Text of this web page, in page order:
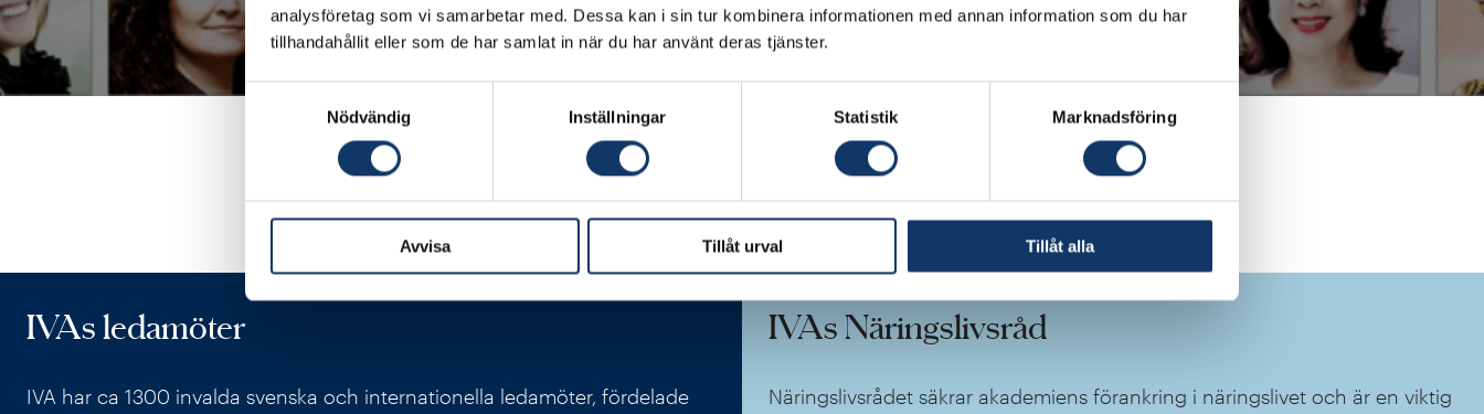
analysföretag som vi samarbetar med. Dessa kan i sin tur kombinera informationen med annan information som du har
tillhandahållit eller som de har samlat in när du har använt deras tjänster.
Samtyckesval
Nödvändig
Inställningar Statistik Marknadsföring
Avvisa Tillåt urval Tillåt alla
I kategorinTitansåterfinnsMartin Lundstedt, vd för Volvo Group och ledamot av IVA sedan 2013,
för sitt arbete med att göra Volvo till en världsledande aktör i utvecklingen av elektriska lastbilar. I
samma kategori uppmärksammasPascal Soriot, vd för Astra Zeneca och ledamot av IVA sedan
2017,för sitt globala arbete med att minska klimatavtrycket från företag inom läkemedels- och
vårdsektorn.
Med på listanTime 100 Climatefinns även Northvolts vdPeter Carlssonsom tilldelades IVAs
IVAs ledamöter
IVA har ca 1300 invalda svenska och internationella ledamöter, fördelade
IVAs Näringslivsråd
Näringslivsrådet säkrar akademiens förankring i näringslivet och är en viktig